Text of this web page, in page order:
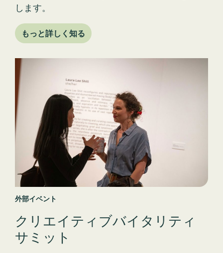
外部イベント
クリエイティブバイタリティ
サミット
Creative Vitality™ サミットは、芸術、文化、